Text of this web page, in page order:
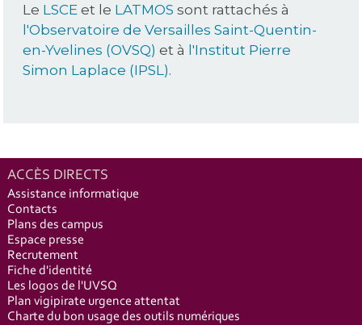
Le LSCE et le LATMOS sont rattachés à
l'Observatoire de Versailles Saint-Quentin-
en-Yvelines (OVSQ) et à l'Institut Pierre
Simon Laplace (IPSL).
ACCÈS DIRECTS
Assistance informatique
Contacts
Plans des campus
Espace presse
Recrutement
Fiche d'identité
Les logos de l'UVSQ
Plan vigipirate urgence attentat
Charte du bon usage des outils numériques